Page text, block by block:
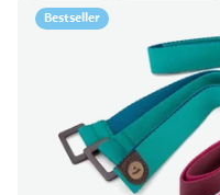
Bestseller